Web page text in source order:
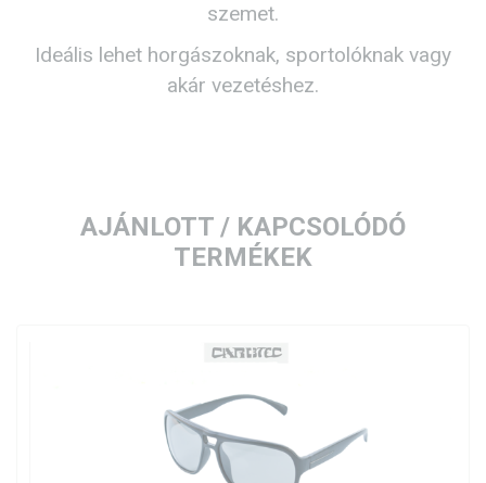
szemet.
Ideális lehet horgászoknak, sportolóknak vagy
akár vezetéshez.
AJÁNLOTT / KAPCSOLÓDÓ
TERMÉKEK